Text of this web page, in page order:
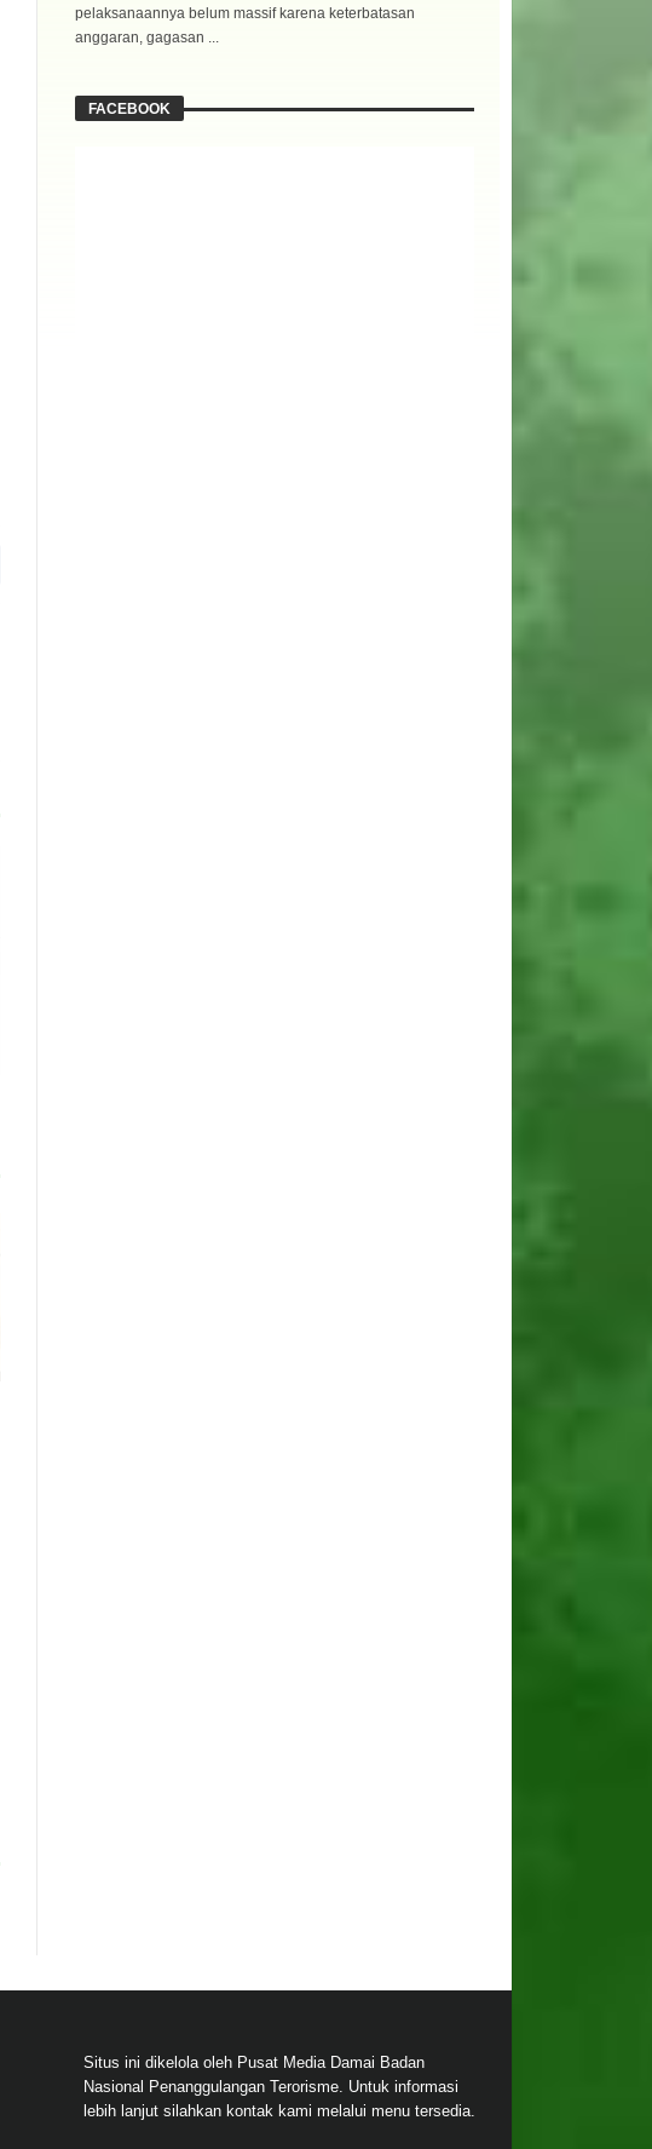
pelaksanaannya belum massif karena keterbatasan
anggaran, gagasan ...
FACEBOOK
Situs ini dikelola oleh Pusat Media Damai Badan
Nasional Penanggulangan Terorisme. Untuk informasi
lebih lanjut silahkan kontak kami melalui menu tersedia.